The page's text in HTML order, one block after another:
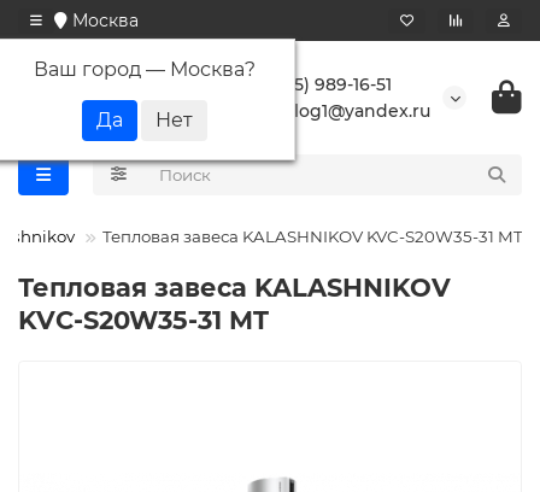
Москва
Ваш город — Москва?
+7 (495) 989-16-51
buranlog1@yandex.ru
Тепловая завеса KALASHNIKOV KVC-S20W35-31 MT
Тепловая завеса KALASHNIKOV
KVC-S20W35-31 MT